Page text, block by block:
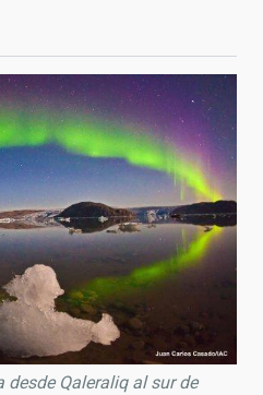
Qaleraliq al sur de